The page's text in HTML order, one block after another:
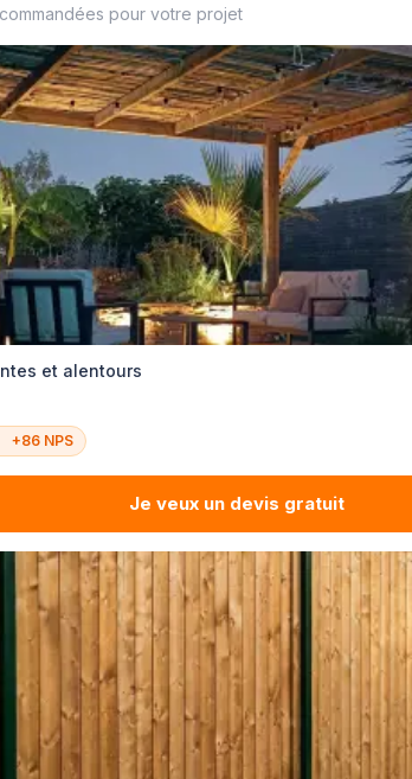
pour votre projet
et alentours
+86 NPS
Je veux un devis gratuit